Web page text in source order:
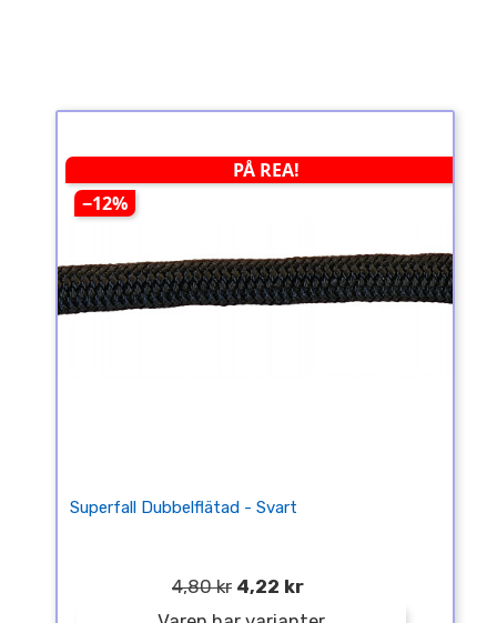
PÅ REA!
−12%
Superfall Dubbelflätad - Svart
4,80 kr 4,22 kr